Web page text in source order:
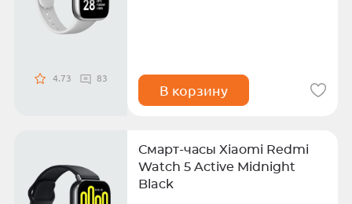
4.73 83
В корзину
Смарт-часы Xiaomi Redmi
Watch 5 Active Midnight
Black